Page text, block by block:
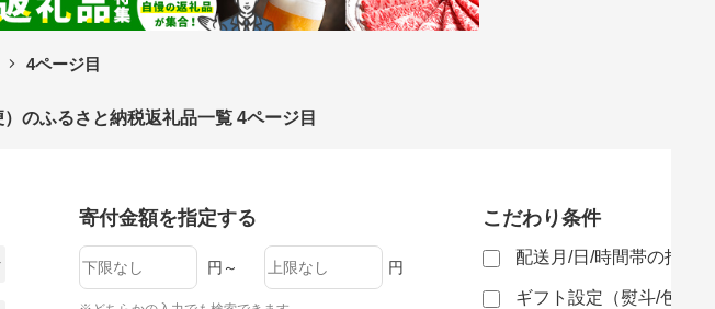
4ページ目
のふるさと納税返礼品一覧 4ページ目
寄付金額を指定する
円～ 円
こだわり条件
配送月/日/時間帯の指定
ギフト設定（熨斗/包装